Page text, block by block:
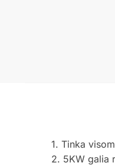
1. Tinka
2. 5KW galia